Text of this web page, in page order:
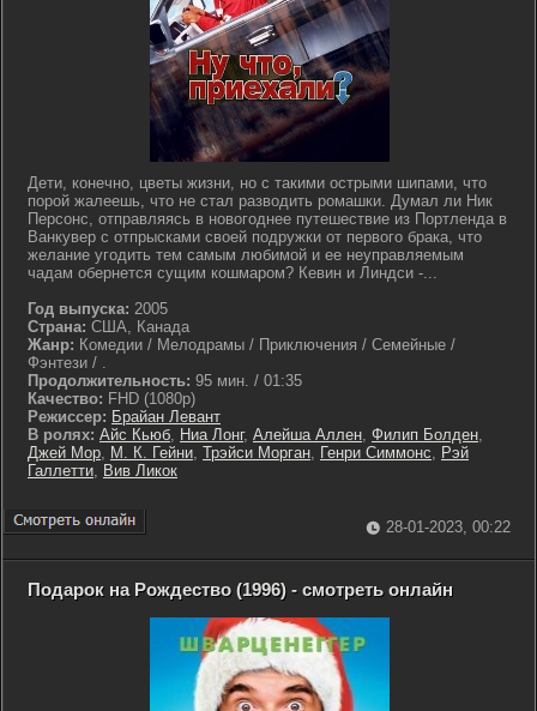
Дети, конечно, цветы жизни, но с такими острыми шипами, что
порой жалеешь, что не стал разводить ромашки. Думал ли Ник
Персонс, отправляясь в новогоднее путешествие из Портленда в
Ванкувер с отпрысками своей подружки от первого брака, что
желание угодить тем самым любимой и ее неуправляемым
чадам обернется сущим кошмаром? Кевин и Линдси -...
Год выпуска: 2005
Страна: США, Канада
Жанр: Комедии / Мелодрамы / Приключения / Семейные /
Фэнтези / .
Продолжительность: 95 мин. / 01:35
Качество: FHD (1080p)
Режиссер: Брайан Левант
В ролях: Айс Кьюб, Ниа Лонг, Алейша Аллен, Филип Болден,
Джей Мор, М. К. Гейни, Трэйси Морган, Генри Симмонс, Рэй
Галлетти, Вив Ликок
28-01-2023, 00:22
Подарок на Рождество (1996) - смотреть онлайн